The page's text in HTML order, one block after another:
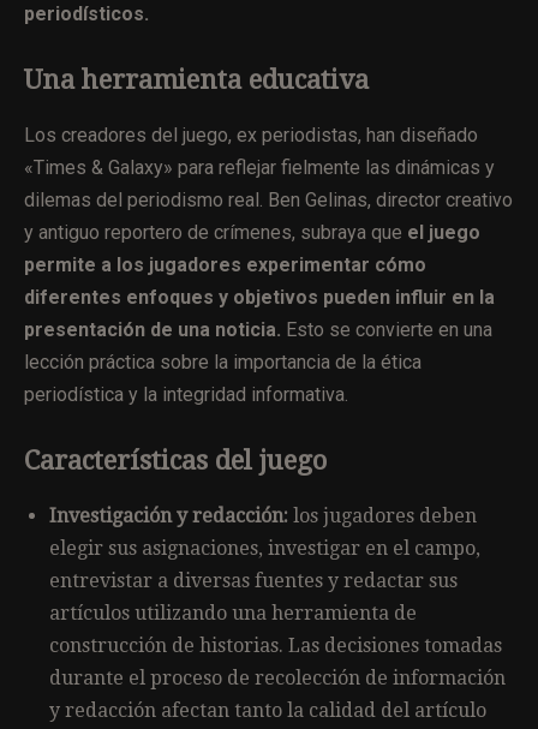
periodísticos.
Una herramienta educativa
Los creadores del juego, ex periodistas, han diseñado
«Times & Galaxy» para reflejar fielmente las dinámicas y
dilemas del periodismo real. Ben Gelinas, director creativo
y antiguo reportero de crímenes, subraya que el juego
permite a los jugadores experimentar cómo
diferentes enfoques y objetivos pueden influir en la
presentación de una noticia. Esto se convierte en una
lección práctica sobre la importancia de la ética
periodística y la integridad informativa.
Características del juego
Investigación y redacción: los jugadores deben
elegir sus asignaciones, investigar en el campo,
entrevistar a diversas fuentes y redactar sus
artículos utilizando una herramienta de
construcción de historias. Las decisiones tomadas
durante el proceso de recolección de información
y redacción afectan tanto la calidad del artículo